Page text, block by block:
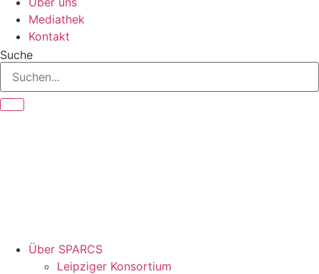
Mediathek
Kontakt
Suche
Über SPARCS
Leipziger Konsortium